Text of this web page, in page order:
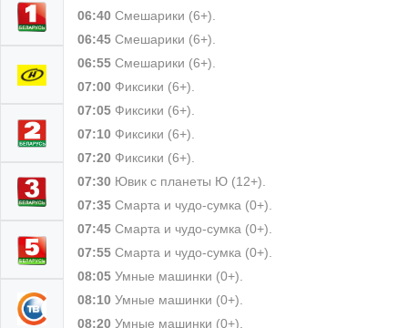
06:40 Смешарики (6+).
06:45 Смешарики (6+).
06:55 Смешарики (6+).
07:00 Фиксики (6+).
07:05 Фиксики (6+).
07:10 Фиксики (6+).
07:20 Фиксики (6+).
07:30 Ювик с планеты Ю (12+).
07:35 Смарта и чудо-сумка (0+).
07:45 Смарта и чудо-сумка (0+).
07:55 Смарта и чудо-сумка (0+).
08:05 Умные машинки (0+).
08:10 Умные машинки (0+).
08:20 Умные машинки (0+).